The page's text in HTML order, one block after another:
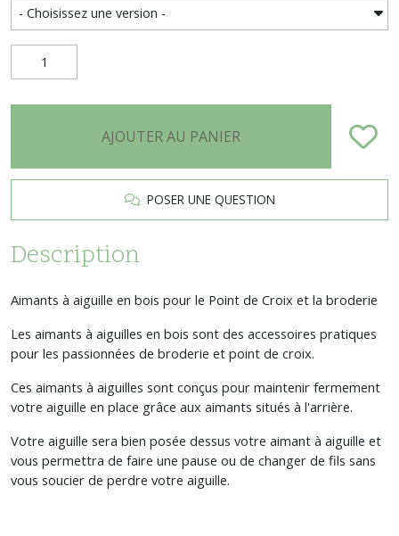
AJOUTER AU PANIER
POSER UNE QUESTION
Description
Aimants à aiguille en bois pour le Point de Croix et la broderie
Les aimants à aiguilles en bois sont des accessoires pratiques
pour les passionnées de broderie et point de croix.
Ces aimants à aiguilles sont conçus pour maintenir fermement
votre aiguille en place grâce aux aimants situés à l'arrière.
Votre aiguille sera bien posée dessus votre aimant à aiguille et
vous permettra de faire une pause ou de changer de fils sans
vous soucier de perdre votre aiguille.